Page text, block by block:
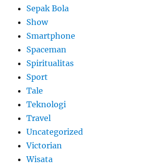
Sepak Bola
Show
Smartphone
Spaceman
Spiritualitas
Sport
Tale
Teknologi
Travel
Uncategorized
Victorian
Wisata